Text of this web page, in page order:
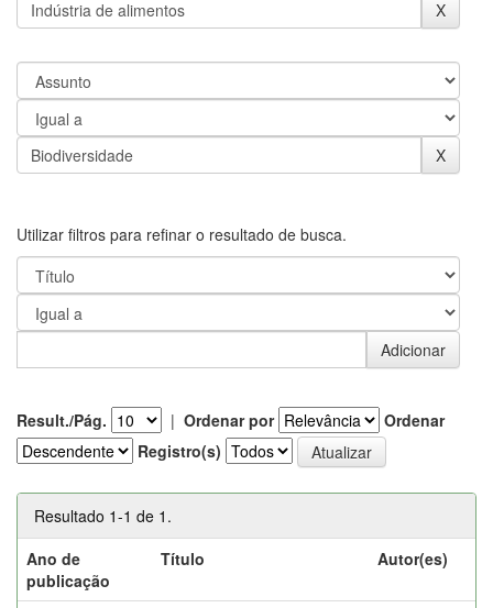
Utilizar filtros para refinar o resultado de busca.
Result./Pág. | Ordenar por
Ordenar
Registro(s)
Resultado 1-1 de 1.
Ano de
publicação
Título Autor(es)